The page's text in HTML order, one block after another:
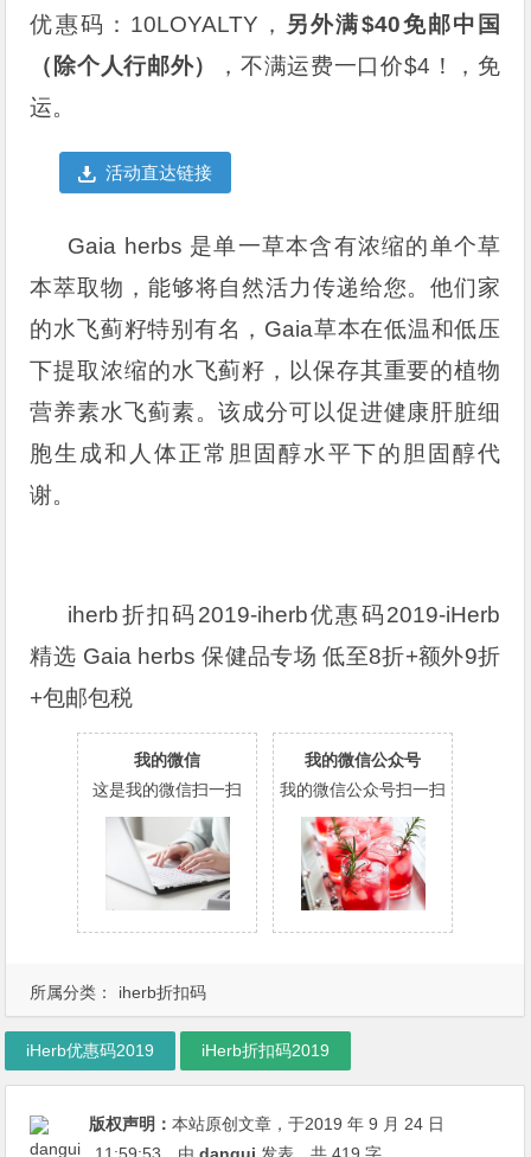
所属分类： iherb折扣码
优惠码： 10LOYALTY ， 另外满$40免邮中国
（除个人行邮外）
，不满运费一口价$4！，免
运。
活动直达链接
Gaia herbs 是单一草本含有浓缩的单个草
本萃取物，能够将自然活力传递给您。他们家
的水飞蓟籽特别有名，Gaia草本在低温和低压
下提取浓缩的水飞蓟籽，以保存其重要的植物
营养素水飞蓟素。该成分可以促进健康肝脏细
胞生成和人体正常胆固醇水平下的胆固醇代
谢。
iherb折扣码2019-iherb优惠码2019-iHerb
精选 Gaia herbs 保健品专场 低至8折+额外9折
+包邮包税
我的微信
这是我的微信扫一扫
我的微信公众号
我的微信公众号扫一扫
iHerb优惠码2019 iHerb折扣码2019
版权声明：本站原创文章，于2019 年 9 月 24 日